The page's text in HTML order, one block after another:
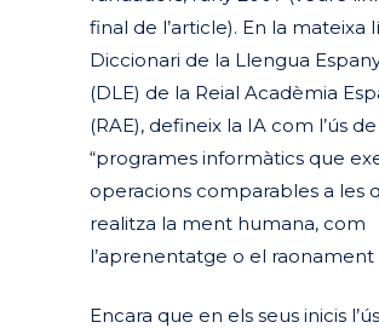
final de l’article). En la mateixa
Diccionari de la Llengua
(DLE) de la Reial Acadèmia
(RAE), defineix la IA com l’ús de
“programes informàtics que
operacions comparables a les
realitza la ment humana, com
l’aprenentatge o el raonament
Encara que en els seus inicis